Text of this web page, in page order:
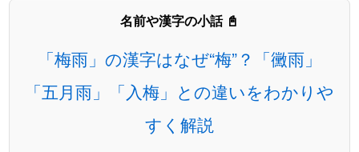
名前や漢字の小話 📓
「梅雨」の漢字はなぜ“梅”？「黴雨」
「五月雨」「入梅」との違いをわかりや
すく解説